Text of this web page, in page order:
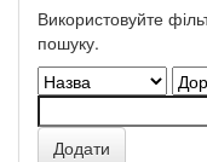
Використовуйте
пошуку.